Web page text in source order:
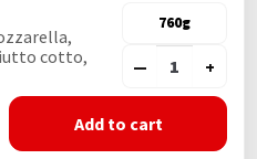
cotto,
760g
— +
Add to cart